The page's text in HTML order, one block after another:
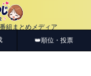
組まとめメディア
👑順位・投票